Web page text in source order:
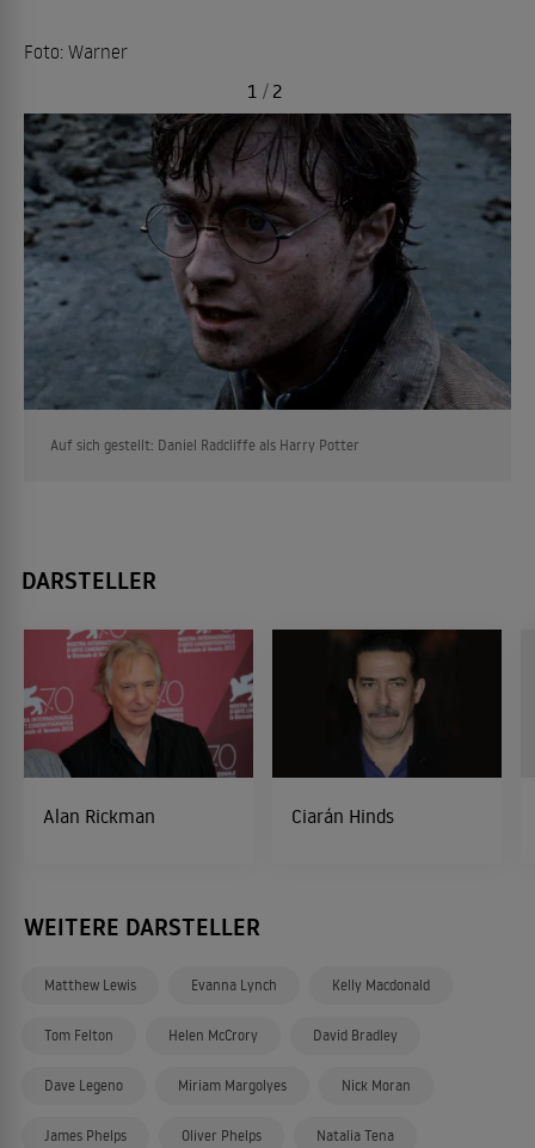
Foto: Warner
Auf sich gestellt: Daniel Radcliffe als Harry Potter
1 / 2
DARSTELLER
Alan Rickman Ciarán Hinds
WEITERE DARSTELLER
Matthew Lewis Evanna Lynch Kelly Macdonald
Tom Felton Helen McCrory David Bradley
Dave Legeno Miriam Margolyes Nick Moran
James Phelps Oliver Phelps Natalia Tena